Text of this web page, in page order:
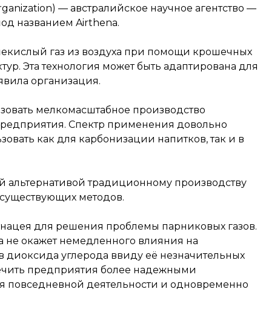
— австралийское научное агентство —
названием Airthena.
газ из воздуха при помощи крошечных
Эта технология может быть адаптирована для
организация.
мелкомасштабное производство
Спектр применения довольно
как для карбонизации напитков, так и в
альтернативой традиционному производству
методов.
для решения проблемы парниковых газов.
не окажет немедленного влияния на
углерода ввиду её незначительных
предприятия более надежными
повседневной деятельности и одновременно